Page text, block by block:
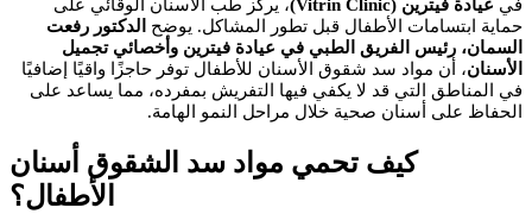
في عيادة فيترين (Vitrin Clinic)
، يركز طب الأسنان الوقائي على
حماية ابتسامات الأطفال قبل تطور المشاكل. يوضح
الدكتور رفعت
السمان، رئيس الفريق الطبي في عيادة فيترين وأخصائي تجميل
الأسنان، أن مواد سد شقوق الأسنان للأطفال توفر حاجزًا واقيًا إضافيًا
في المناطق التي قد لا يكفي فيها التفريش بمفرده، مما يساعد على
الحفاظ على أسنان صحية خلال مراحل النمو الهامة.
كيف تحمي مواد سد الشقوق أسنان
الأطفال؟